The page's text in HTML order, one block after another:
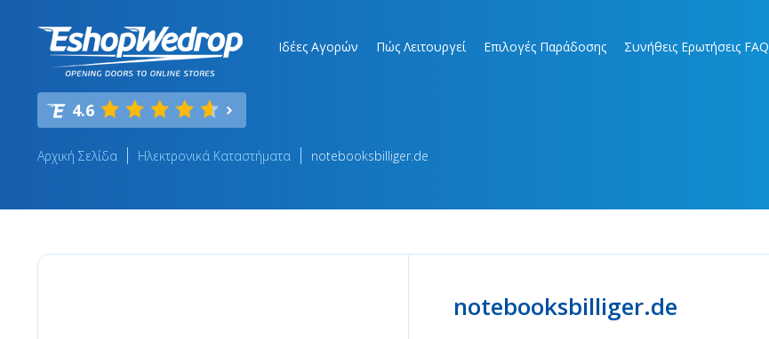
Ιδέες Αγορών Πώς Λειτουργεί Επιλογές Παράδοσης Συνήθεις Ερωτήσεις FAQ
4.6
Αρχική Σελίδα Ηλεκτρονικά Καταστήματα notebooksbilliger.de
notebooksbilliger.de